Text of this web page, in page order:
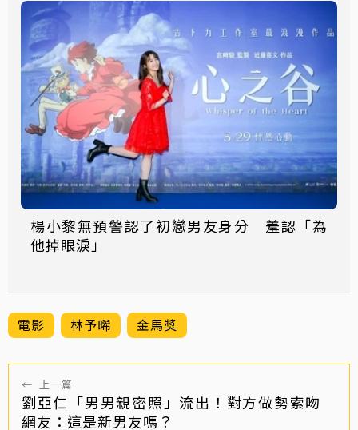
楊小黎無預警認了初戀男友身分 羞認「為
他掉眼淚」
電影 林予晞 金馬獎
← 上一篇
劉亞仁「男男親密照」流出！對方做勢索吻
網友：這是新男友嗎？